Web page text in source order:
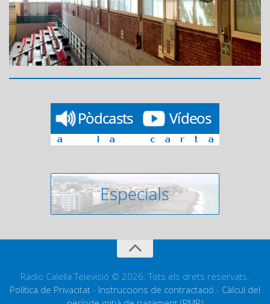
Ràdio Calella Televisió © 2026. Tots els drets reservats.
Política de Privacitat - Instruccions de contractació - Càlcul del